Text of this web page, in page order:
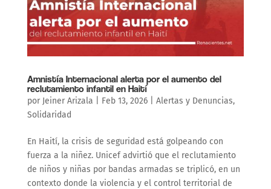
Amnistía Internacional alerta por el aumento del
reclutamiento infantil en Haití
por Jeiner Arizala Feb 13, 2026| Alertas y Denuncias,
Solidaridad
En Haití, la crisis de seguridad está golpeando con
fuerza a la niñez. Unicef advirtió que el reclutamiento
de niños y niñas por bandas armadas se triplicó, en un
contexto donde la violencia y el control territorial de